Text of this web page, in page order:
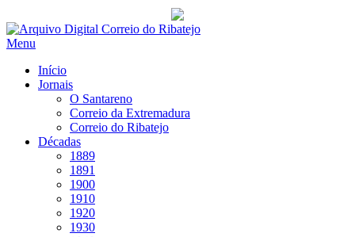
Saltar
para
Menu
Início
Jornais
O Santareno
Correio da Extremadura
Correio do Ribatejo
Décadas
1889
1891
1900
1910
1920
1930